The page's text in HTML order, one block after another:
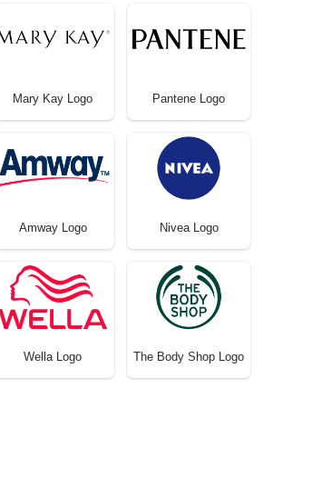
Mary Kay Logo Pantene Logo
Amway Logo Nivea Logo
Wella Logo The Body Shop Logo